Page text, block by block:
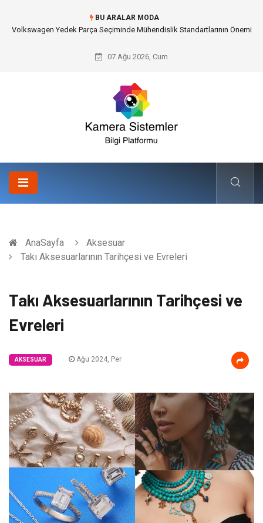
BU ARALAR MODA
Düğün Fotoğrafçısı Seçimiyle Geleceğe Nasıl Bir Miras Bırakacaksınız?
07 Ağu 2026, Cum
AnaSayfa
Aksesuar
Takı Aksesuarlarının Tarihçesi ve Evreleri
Takı Aksesuarlarının Tarihçesi ve
Evreleri
AKSESUAR Ağu 2024, Per